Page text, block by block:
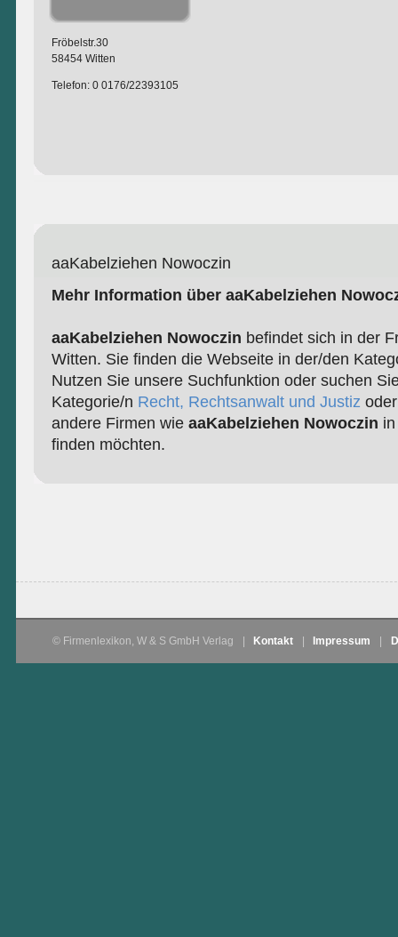
Fröbelstr.30
58454 Witten
Telefon: 0 0176/22393105
aaKabelziehen Nowoczin
Mehr Information über aaKabelziehen
aaKabelziehen Nowoczin befindet sich in der
Witten. Sie finden die Webseite in der/den
Nutzen Sie unsere Suchfunktion oder suchen
Kategorie/n Recht, Rechtsanwalt und Justiz
andere Firmen wie aaKabelziehen Nowoczin
finden möchten.
© Firmenlexikon, W & S GmbH Verlag Kontakt Impressum